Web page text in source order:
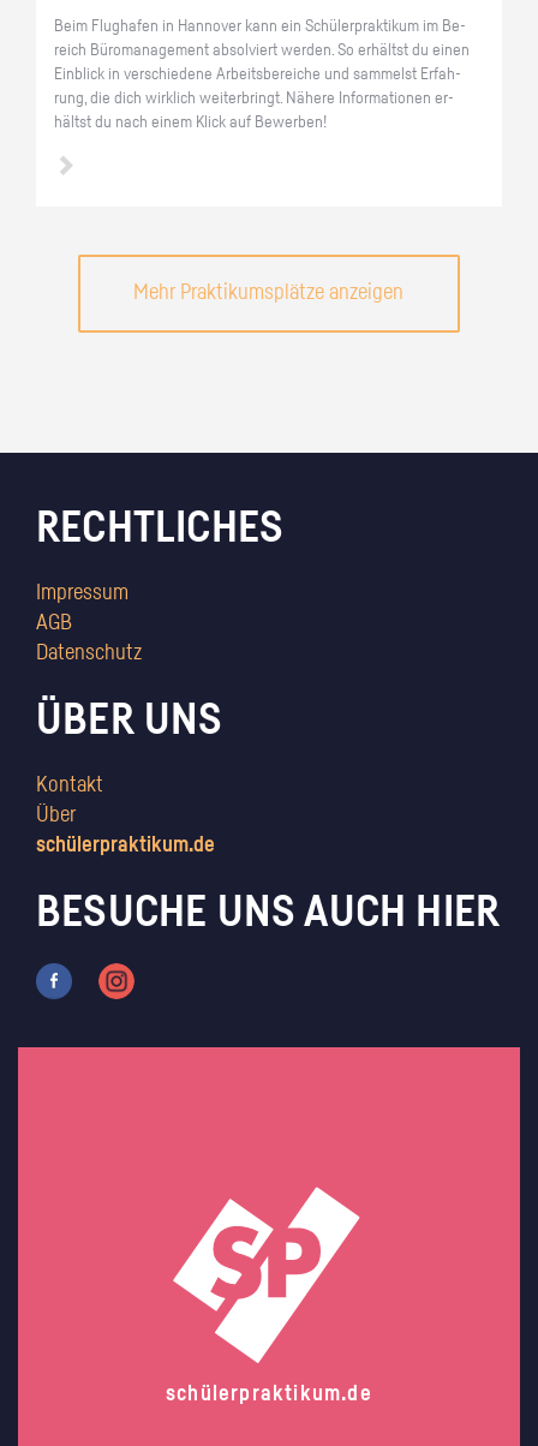
Beim Flug­ha­fen in Han­no­ver kann ein Schü­ler­prak­ti­kum im Be­
reich Bü­ro­ma­nage­ment ab­sol­viert wer­den. So er­hältst du einen
Ein­blick in ver­schie­de­ne Ar­beits­be­rei­che und sam­melst Er­fah­
rung, die dich wirk­lich wei­ter­bringt. Nä­he­re In­for­ma­tio­nen er­
hältst du nach einem Klick auf Be­wer­ben!
Mehr Praktikumsplätze anzeigen
RECHTLICHES
Impressum
AGB
Datenschutz
ÜBER UNS
Kontakt
Über
schülerpraktikum.de
BESUCHE UNS AUCH HIER
schülerpraktikum.de